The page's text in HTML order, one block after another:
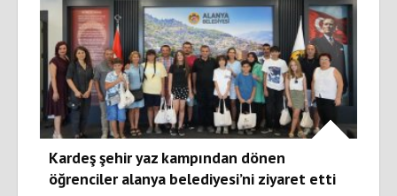
Kardeş şehir yaz kampından dönen
öğrenciler alanya belediyesi’ni ziyaret etti